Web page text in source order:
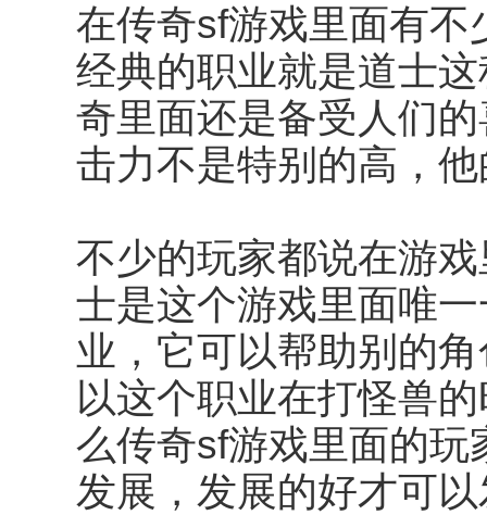
在传奇sf游戏里面有
经典的职业就是道士
奇里面还是备受人们
击力不是特别的高，
不少的玩家都说在游
士是这个游戏里面唯
业，它可以帮助别的
以这个职业在打怪兽
么传奇sf游戏里面的
发展，发展的好才可